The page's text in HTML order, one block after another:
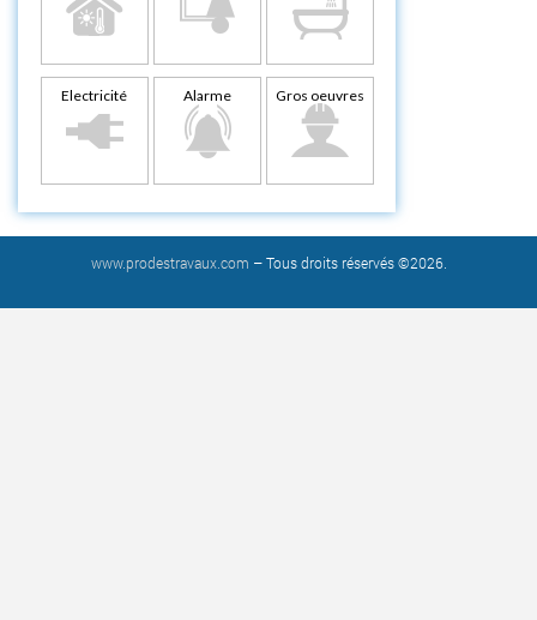
Electricité Alarme Gros oeuvres
www.prodestravaux.com – Tous droits réservés ©2026.